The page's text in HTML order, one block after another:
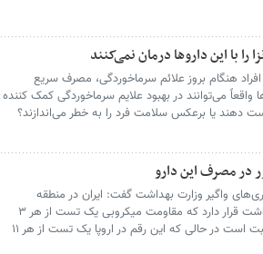
را با این داروها درمان نمی‌کنند
هنگام بروز علائم سرماخوردگی، مصرف سریع
واقعاً می‌توانند در بهبود علایم سرماخوردگی کمک کننده
دهند یا برعکس سلامت فرد را به خطر می‌اندازند؟
واگیر وزارت بهداشت گفت: ایران در منطقه
مدیترانه شرقی سازمان جهانی بهداشت قرار دارد که مقاومت میکروبی یک تست از هر ۳
کشت انجام‌شده در این منطقه مثبت است در حالی که این رقم در اروپا یک تست از هر ۱۱